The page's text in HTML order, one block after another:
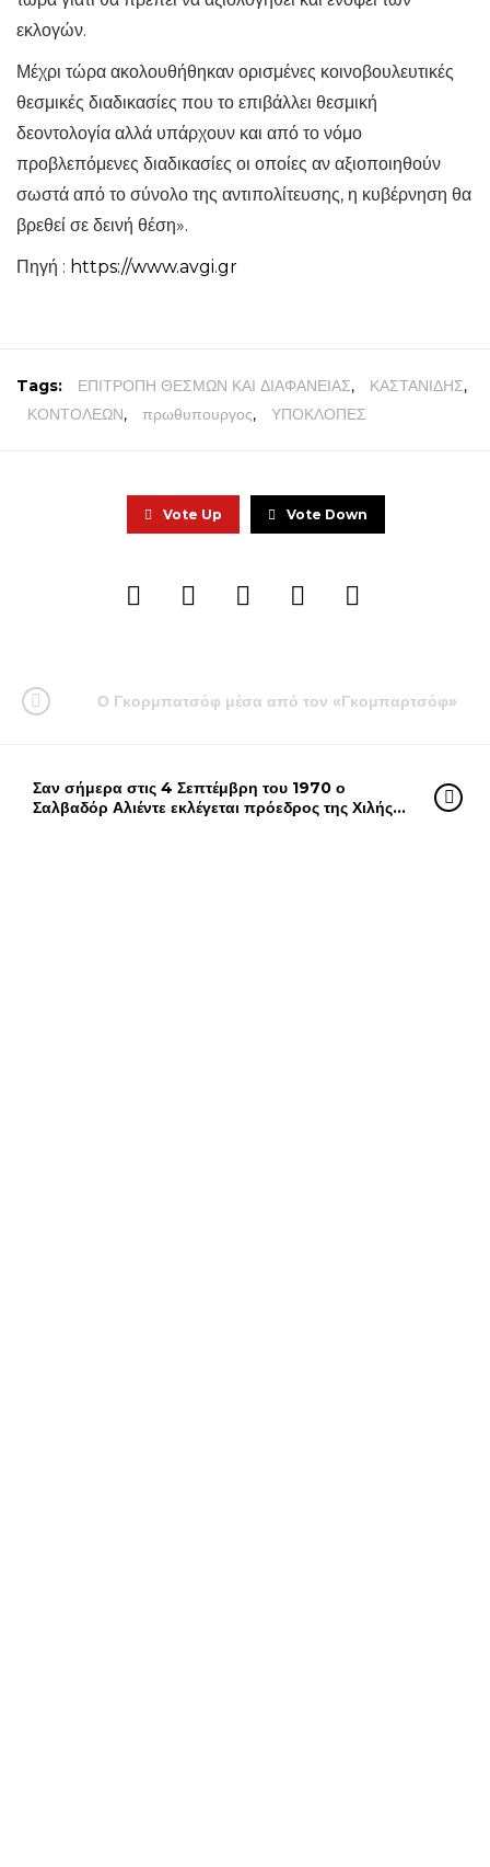
εκλογών.
Μέχρι τώρα ακολουθήθηκαν ορισμένες κοινοβουλευτικές
θεσμικές διαδικασίες που το επιβάλλει θεσμική
δεοντολογία αλλά υπάρχουν και από το νόμο
προβλεπόμενες διαδικασίες οι οποίες αν αξιοποιηθούν
σωστά από το σύνολο της αντιπολίτευσης, η κυβέρνηση θα
βρεθεί σε δεινή θέση».
Πηγή : https://www.avgi.gr
Tags: ΕΠΙΤΡΟΠΗ ΘΕΣΜΩΝ ΚΑΙ ΔΙΑΦΑΝΕΙΑΣ, ΚΑΣΤΑΝΙΔΗΣ,
ΚΟΝΤΟΛΕΩΝ, πρωθυπουργος, ΥΠΟΚΛΟΠΕΣ
Vote Up Vote Down
Ο Γκορμπατσόφ μέσα από τον «Γκομπαρτσόφ»
Σαν σήμερα στις 4 Σεπτέμβρη του 1970 ο
Σαλβαδόρ Αλιέντε εκλέγεται πρόεδρος της Χιλής…